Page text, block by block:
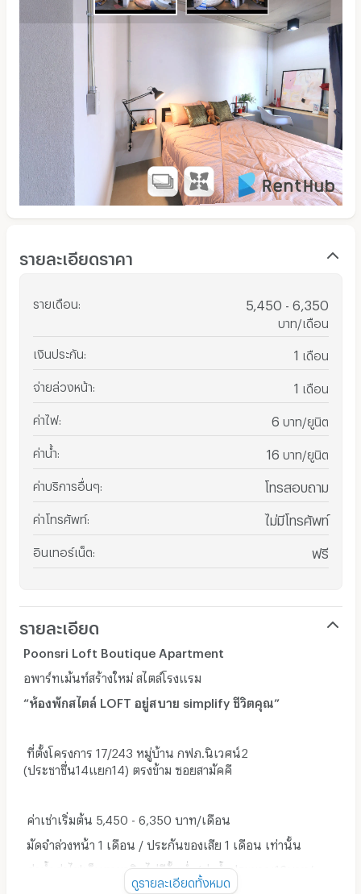
รายละเอียดราคา
รายเดือน 5,450 - 6,350
บาท/เดือน
เงินประกัน 1 เดือน
จ่ายล่วงหน้า 1 เดือน
ค่าไฟ: 6 บาท/ยูนิต
ค่าน้ำ 16 บาท/ยูนิต
ค่าบริการอื่นๆ โทรสอบถาม
ค่าโทรศัพท์: ไม่มีโทรศัพท์
อินเทอร์เน็ต ฟรี
รายละเอียด
Poonsri Loft Boutique Apartment
อพาร์ทเม้นท์สร้างใหม่ สไตล์โรงแรม
“ห้องพักสไตล์ LOFT อยู่สบาย simplify ชีวิตคุณ”
ที่ตั้งโครงการ 17/243 หมู่บ้าน กฟภ.นิเวศน์2
(ประชาชื่น14แยก14) ตรงข้าม ซอยสามัคคี
ค่าเช่าเริ่มต้น 5,450 -​ 6,350 บาท/เดือน
มัดจำล่วงหน้า 1 เดือน / ประกันของเสีย 1 เดือน เท่านั้น
ค่าน้ำค่าไฟเก็บตามจริง ไม่มีขั้นต่ำ (ค่าน้ำประมาณ16บาท/
ยูนิต , ค่าไฟประมาณ6บาท/ยูนิต)
ดูรายละเอียดทั้งหมด